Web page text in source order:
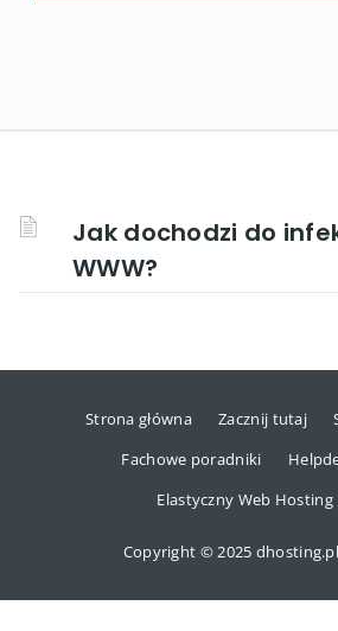
Jak dochodzi do
WWW?
Strona główna Zacznij tutaj
Fachowe poradniki
Elastyczny Web
Copyright © 2025